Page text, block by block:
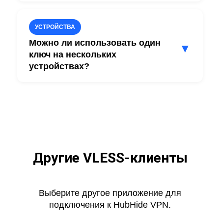
VMess, Trojan и Shadowsocks.
Благодаря этому клиент полностью
совместим с современными
конфигурациями HubHide.
УСТРОЙСТВА
Можно ли использовать один
ключ на нескольких
устройствах?
▼
Другие VLESS-клиенты
Выберите другое приложение для
подключения к HubHide VPN.